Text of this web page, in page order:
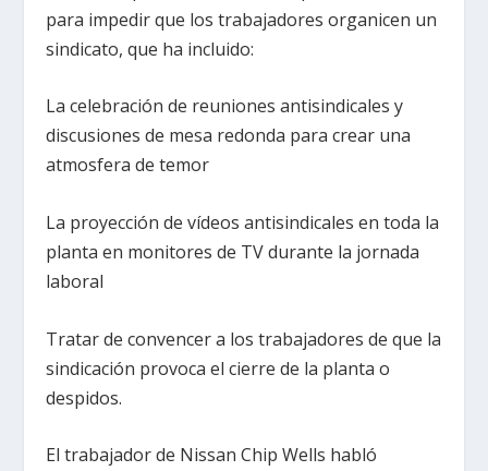
para impedir que los trabajadores organicen un
sindicato, que ha incluido:
La celebración de reuniones antisindicales y
discusiones de mesa redonda para crear una
atmosfera de temor
La proyección de vídeos antisindicales en toda la
planta en monitores de TV durante la jornada
laboral
Tratar de convencer a los trabajadores de que la
sindicación provoca el cierre de la planta o
despidos.
El trabajador de Nissan Chip Wells habló